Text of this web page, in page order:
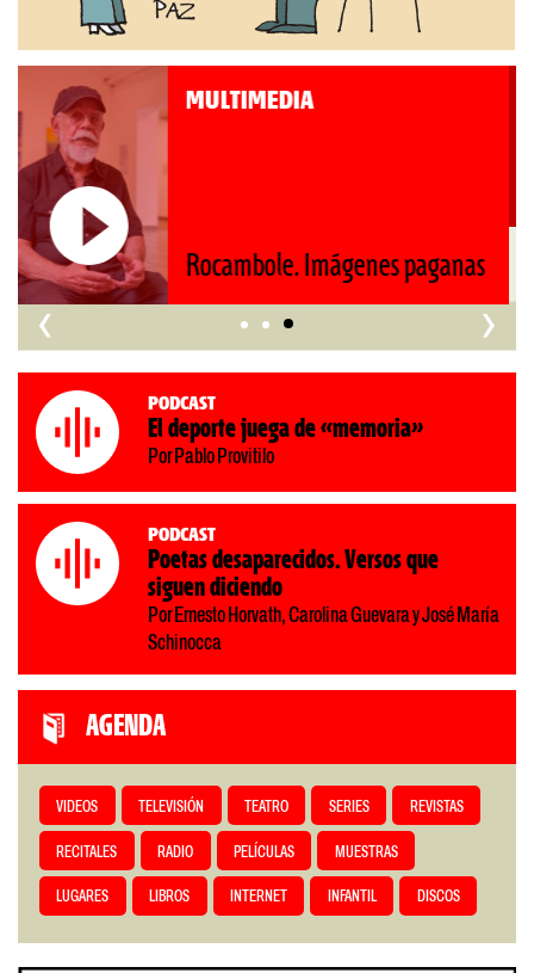
MULTIMEDIA
nos retrocede al siglo XIX»
‹ ›
Podcast
El deporte juega de «memoria»
Por Pablo Provitilo
Podcast
Poetas desaparecidos. Versos que
siguen diciendo
Por Ernesto Horvath, Carolina Guevara y José María
Schinocca
AGENDA
VIDEOS TELEVISIÓN TEATRO SERIES REVISTAS
RECITALES RADIO PELÍCULAS MUESTRAS
LUGARES LIBROS INTERNET INFANTIL DISCOS